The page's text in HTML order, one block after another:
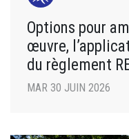
Options pour
œuvre,
du règlement
MAR 30 JUIN 2026